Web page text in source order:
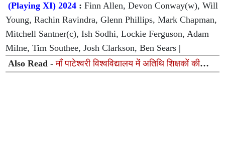
(Playing XI) 2024 :Finn Allen, Devon Conway(w), Will
Young, Rachin Ravindra, Glenn Phillips, Mark Chapman,
Mitchell Santner(c), Ish Sodhi, Lockie Ferguson, Adam
Milne, Tim Southee, Josh Clarkson, Ben Sears |
Also Read -माँ पाटेश्वरी विश्वविद्यालय में अतिथि शिक्षकों की
नियुक्ति को कार्यपरिषद की मंजूरी, शिक्षण व्यवस्था होगी और सुदृढ़